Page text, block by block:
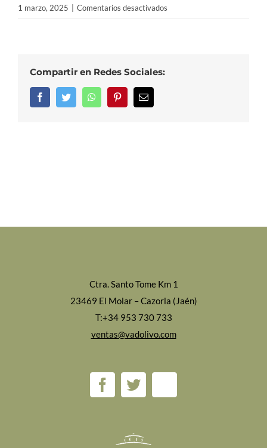
1 marzo, 2025 Comentarios desactivados
Compartir en Redes Sociales:
FacebookTwitter WhatsAppPinterestCorreo
electrónico
Ctra. Santo Tome Km 1
23469 El Molar – Cazorla (Jaén)
T:+34 953 730 733
ventas@vadolivo.com